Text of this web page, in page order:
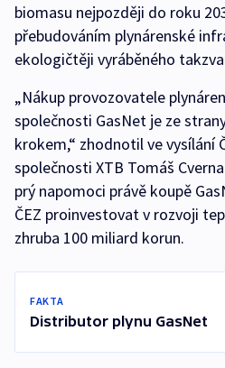
biomasu nejpozději do roku
přebudováním plynárenské
ekologičtěji vyráběného
„Nákup provozovatele
společnosti GasNet je ze
krokem,“ zhodnotil ve vysílání
společnosti XTB Tomáš
prý napomoci právě koupě
ČEZ proinvestovat v rozvoji
zhruba 100 miliard korun.
FAKTA
Distributor plynu GasNet